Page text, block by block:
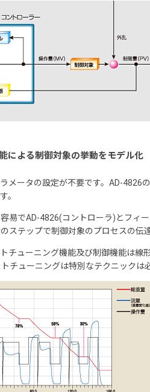
による制御対象の挙動をモデル化
メータの設定が不要です。AD-
。
易でAD-4826(コントローラ)とフィ
ステップで制御対象のプロセスの伝
チューニング機能及び制御機能は
チューニングは特別なテクニックは